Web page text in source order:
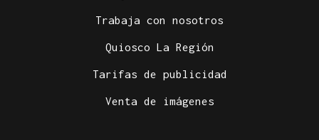
Trabaja con nosotros
Quiosco La Región
Tarifas de publicidad
Venta de imágenes